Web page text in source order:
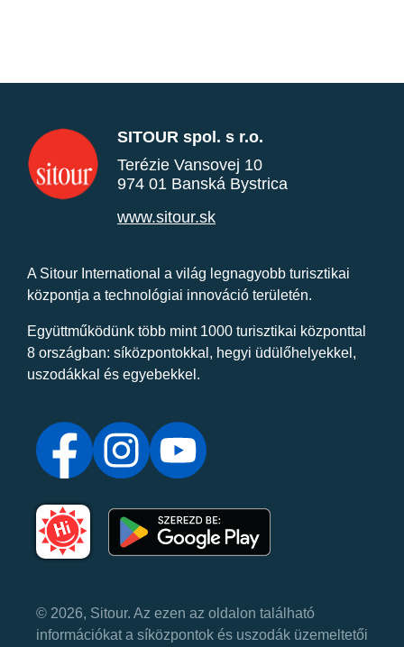
SITOUR spol. s r.o.
Terézie Vansovej 10
974 01 Banská Bystrica
www.sitour.sk
A Sitour International a világ legnagyobb turisztikai
központja a technológiai innováció területén.
Együttműködünk több mint 1000 turisztikai központtal
8 országban: síközpontokkal, hegyi üdülőhelyekkel,
uszodákkal és egyebekkel.
© 2026, Sitour. Az ezen az oldalon található
információkat a síközpontok és uszodák üzemeltetői